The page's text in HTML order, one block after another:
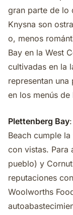
gran parte de lo
Knysna son
o, menos
Bay en la West
cultivadas en la
representan
en los menús
Plettenberg Bay
Beach cumple
con vistas. Para
pueblo) y
reputaciones
Woolworths